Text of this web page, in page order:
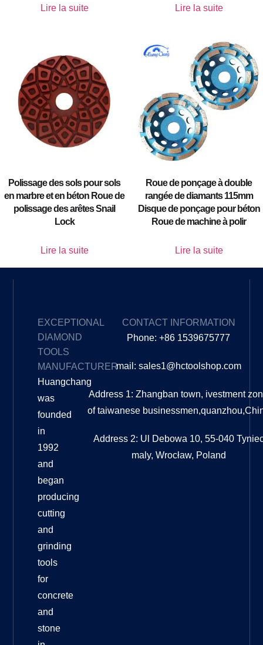
Lire la suite Lire la suite
Polissage des sols pour sols
en marbre et en béton Roue de
polissage des arêtes Snail
Lock
Lire la suite
Roue de ponçage à double
rangée de diamants 115mm
Disque de ponçage pour béton
Roue de machine à polir
Lire la suite
EXCEPTIONAL
DIAMOND
TOOLS
MANUFACTURER
Huangchang
was
founded
in
1992
and
began
producing
cutting
and
grinding
tools
for
concrete
and
stone
CONTACT INFORMATION
Phone: +86 1539675777
mail: sales1@hctoolshop.com
Address 1: Zhangban town, ivestment
of taiwanese
Address 2: Ul Debowa 10, 55-040
maly, Wrocław, Poland